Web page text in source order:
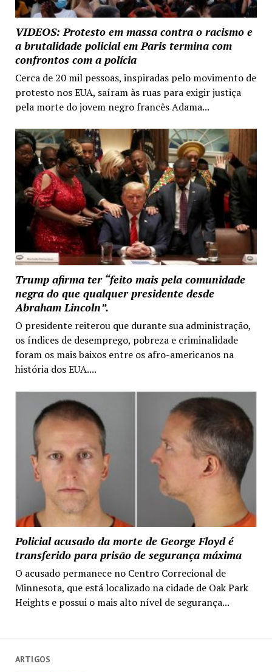
VIDEOS: Protesto em massa contra o racismo e
a brutalidade policial em Paris termina com
confrontos com a polícia
Cerca de 20 mil pessoas, inspiradas pelo movimento de
protesto nos EUA, saíram às ruas para exigir justiça
pela morte do jovem negro francês Adama...
Trump afirma ter “feito mais pela comunidade
negra do que qualquer presidente desde
Abraham Lincoln”.
O presidente reiterou que durante sua administração,
os índices de desemprego, pobreza e criminalidade
foram os mais baixos entre os afro-americanos na
história dos EUA....
Policial acusado da morte de George Floyd é
transferido para prisão de segurança máxima
O acusado permanece no Centro Correcional de
Minnesota, que está localizado na cidade de Oak Park
Heights e possui o mais alto nível de segurança...
ARTIGOS